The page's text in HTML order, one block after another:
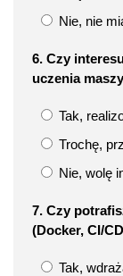
Nie, nie
6. Czy
uczenia
Tak,
Trochę,
Nie, wolę
7. Czy
(Docker, CI/
Tak,